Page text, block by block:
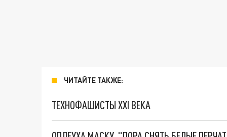
ЧИТАЙТЕ ТАКЖЕ:
ТЕХНОФАШИСТЫ XXI ВЕКА